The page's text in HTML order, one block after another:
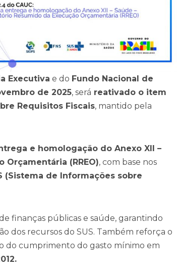
Executiva e do Fundo Nacional de
de 2025, será reativado o item
Requisitos Fiscais, mantido pela
e homologação do Anexo XII –
Orçamentária (RREO), com base nos
(Sistema de Informações sobre
finanças públicas e saúde, garantindo
dos recursos do SUS. Também reforça o
do cumprimento do gasto mínimo em